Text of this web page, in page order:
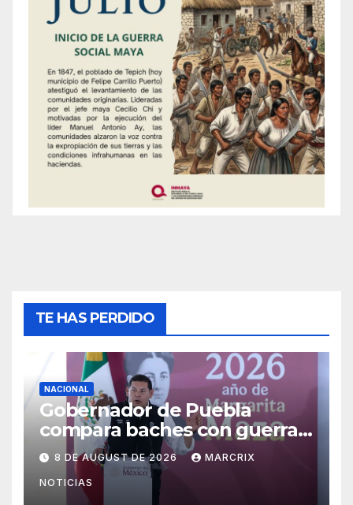
TE HAS PERDIDO
NACIONAL
Gobernador de Puebla
compara baches con guerra
en Palestina y termina
pidiendo disculpas
8 DE AUGUST DE 2026 MARCRIX
NOTICIAS